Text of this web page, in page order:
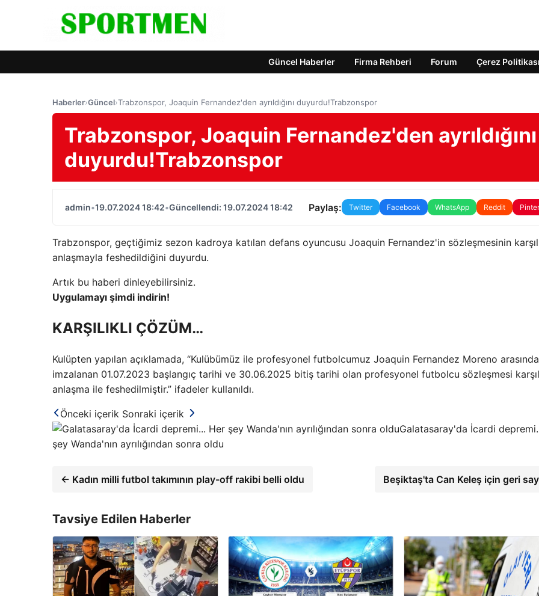
Güncel Haberler Firma Rehberi Forum Çerez Politikası
Haberler›Güncel›Trabzonspor, Joaquin Fernandez'den ayrıldığını duyurdu!Trabzonspor
Trabzonspor, Joaquin Fernandez'den ayrıldığını
duyurdu!Trabzonspor
admin•19.07.2024 18:42•Güncellendi: 19.07.2024 18:42 Paylaş: Twitter Facebook WhatsApp Reddit
Trabzonspor, geçtiğimiz sezon kadroya katılan defans oyuncusu Joaquin Fernandez'in sözleşmesinin
anlaşmayla feshedildiğini duyurdu.
Artık bu haberi dinleyebilirsiniz.
Uygulamayı şimdi indirin!
KARŞILIKLI ÇÖZÜM…
Kulüpten yapılan açıklamada, “Kulübümüz ile profesyonel futbolcumuz Joaquin Fernandez Moreno arasında
imzalanan 01.07.2023 başlangıç ​​tarihi ve 30.06.2025 bitiş tarihi olan profesyonel futbolcu sözleşmesi
anlaşma ile feshedilmiştir.” ifadeler kullanıldı.
Önceki içerik Sonraki içerik
Galatasaray'da İcardi
şey Wanda'nın ayrılığından sonra oldu
← Kadın milli futbol takımının play-off rakibi belli oldu Beşiktaş'ta Can Keleş için geri
Tavsiye Edilen Haberler